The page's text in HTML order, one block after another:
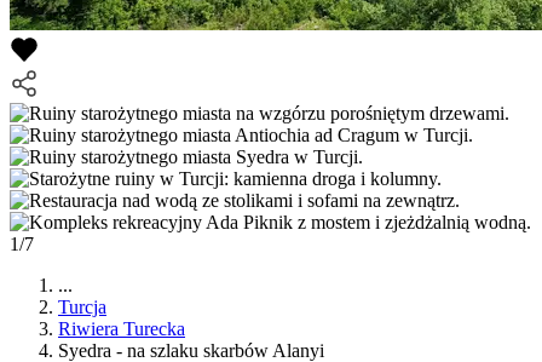
1/7
...
Turcja
Riwiera Turecka
Syedra - na szlaku skarbów Alanyi